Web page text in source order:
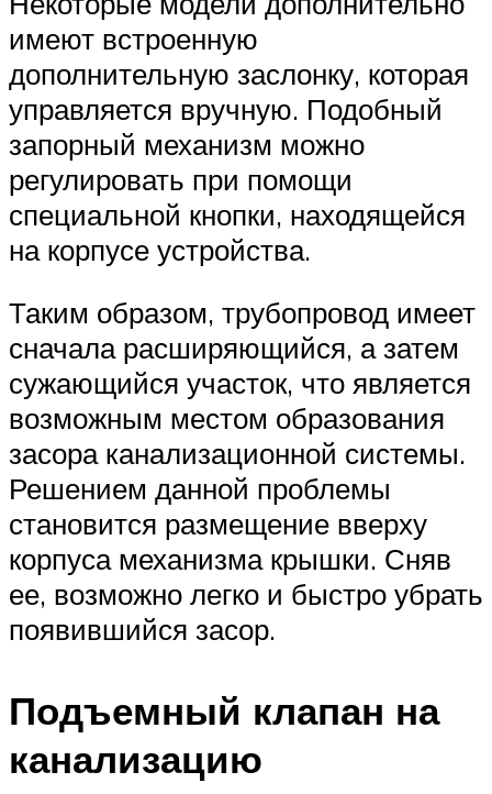
имеют встроенную
дополнительную заслонку, которая
управляется вручную. Подобный
запорный механизм можно
регулировать при помощи
специальной кнопки, находящейся
на корпусе устройства.
Таким образом, трубопровод имеет
сначала расширяющийся, а затем
сужающийся участок, что является
возможным местом образования
засора канализационной системы.
Решением данной проблемы
становится размещение вверху
корпуса механизма крышки. Сняв
ее, возможно легко и быстро убрать
появившийся засор.
Подъемный клапан на
канализацию